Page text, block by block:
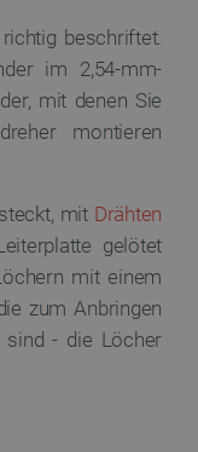
beschriftet.
im 2,54-mm-
mit denen Sie
montieren
mit Drähten
gelötet
mit einem
zum Anbringen
sind - die Löcher
wie die
Ohne